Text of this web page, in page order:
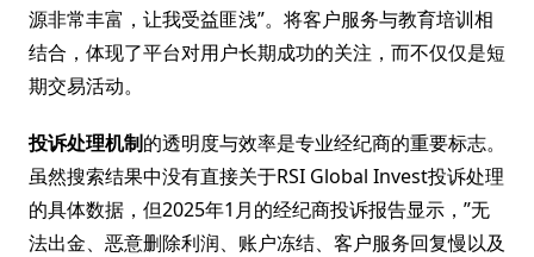
源非常丰富，让我受益匪浅”。将客户服务与教育培训相
结合，体现了平台对用户长期成功的关注，而不仅仅是短
期交易活动。
投诉处理机制的透明度与效率是专业经纪商的重要标志。
虽然搜索结果中没有直接关于RSI Global Invest投诉处理
的具体数据，但2025年1月的经纪商投诉报告显示，”无
法出金、恶意删除利润、账户冻结、客户服务回复慢以及